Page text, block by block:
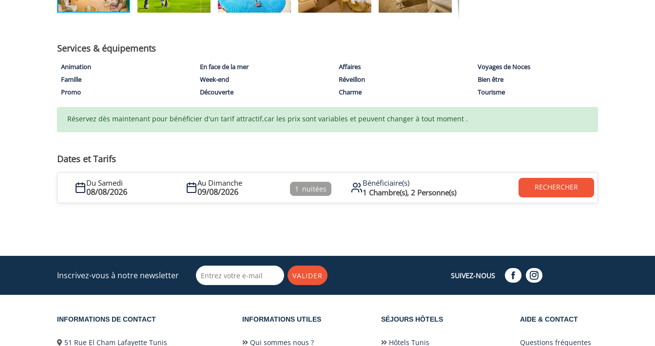
Services & équipements
Animation En face de la mer Affaires
Voyages de Noces
Famille
Week-end Réveillon
Bien être
Promo
Découverte Charme Tourisme
Réservez dès maintenant pour bénéficier d'un tarif attractif,car les prix sont variables et peuvent changer à tout moment .
Dates et Tarifs
Du Samedi
08/08/2026
Au Dimanche
09/08/2026 1 nuitées
Bénéficiaire(s)
1 Chambre(s), 2 Personne(s)
RECHERCHER
Inscrivez-vous à notre newsletter VALIDER SUIVEZ-NOUS
INFORMATIONS DE CONTACT
51 Rue El Cham Lafayette Tunis
INFORMATIONS UTILES
Qui sommes nous ?
SÉJOURS HÔTELS
Hôtels Tunis
AIDE & CONTACT
Questions fréquentes